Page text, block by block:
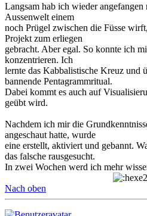
Langsam hab ich wieder
Aussenwelt einem
noch Prügel zwischen die Füsse
Projekt zum erliegen
gebracht. Aber egal. So konnte ich
konzentrieren. Ich
lernte das Kabbalistische Kreuz und
bannende Pentagrammritual.
Dabei kommt es auch auf
geübt wird.
Nachdem ich mir die
angeschaut hatte, wurde
eine erstellt, aktiviert und gebannt.
das falsche rausgesucht.
In zwei Wochen werd ich mehr
Nach oben